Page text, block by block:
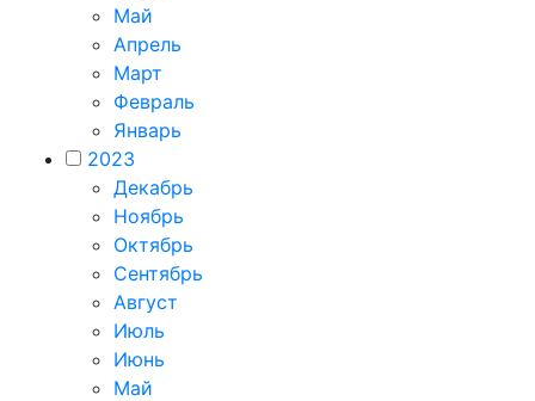
Май
Апрель
Март
Февраль
Январь
2023
Декабрь
Ноябрь
Октябрь
Сентябрь
Август
Июль
Июнь
Май